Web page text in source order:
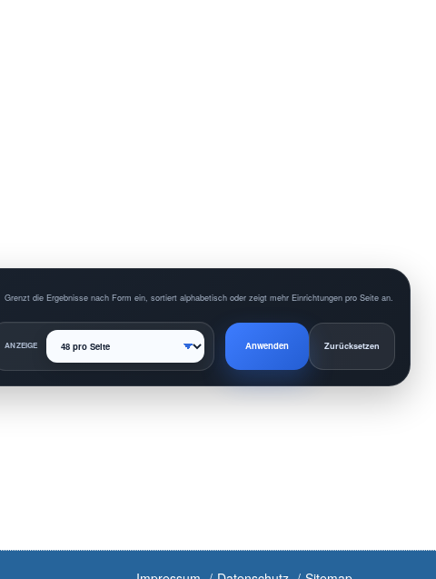
Grenzt die Ergebnisse nach Form ein, sortiert alphabetisch oder zeigt mehr Einrichtungen pro Seite an.
ANZEIGE Anwenden Zurücksetzen